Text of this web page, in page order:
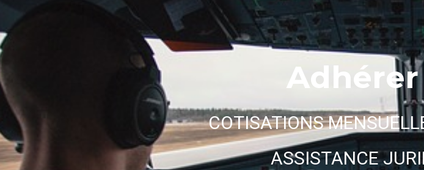
Adhérer
COTISATIONS
ASSISTANCE